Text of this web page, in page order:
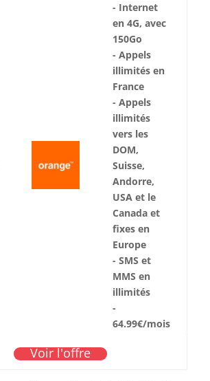
- Internet
en 4G, avec
150Go
- Appels
illimités en
France
- Appels
illimités
vers les
DOM,
Suisse,
Andorre,
USA et le
Canada et
fixes en
Europe
- SMS et
MMS en
illimités
-
64.99€/mois
Voir l'offre